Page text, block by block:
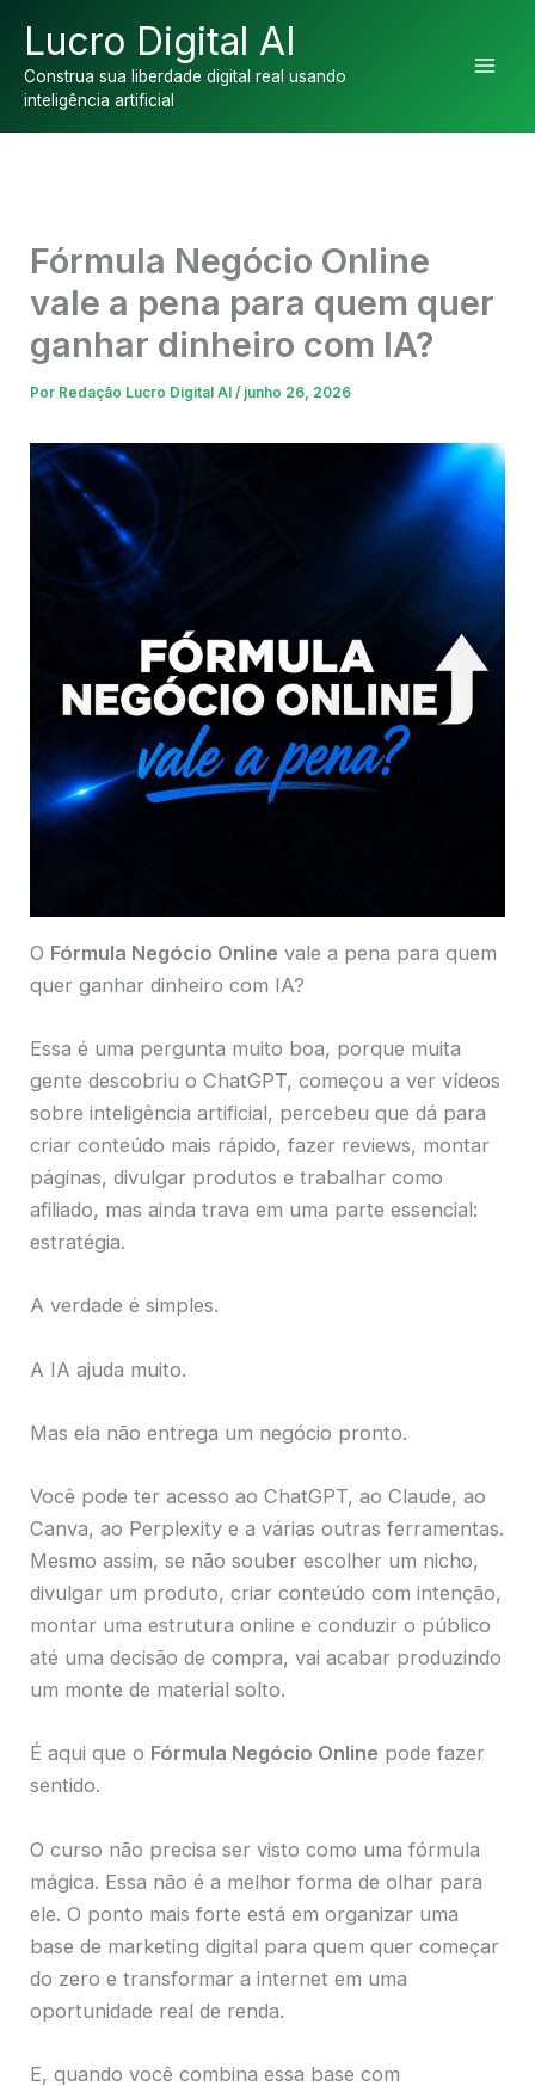
para
conteúdo
Lucro Digital AI
Construa sua liberdade digital real usando
inteligência artificial
Fórmula Negócio Online
vale a pena para quem quer
ganhar dinheiro com IA?
Por Redação Lucro Digital AI/ junho 26, 2026
O Fórmula Negócio Online vale a pena para quem
quer ganhar dinheiro com IA?
Essa é uma pergunta muito boa, porque muita
gente descobriu o ChatGPT, começou a ver vídeos
sobre inteligência artificial, percebeu que dá para
criar conteúdo mais rápido, fazer reviews, montar
páginas, divulgar produtos e trabalhar como
afiliado, mas ainda trava em uma parte essencial:
estratégia.
A verdade é simples.
A IA ajuda muito.
Mas ela não entrega um negócio pronto.
Você pode ter acesso ao ChatGPT, ao Claude, ao
Canva, ao Perplexity e a várias outras ferramentas.
Mesmo assim, se não souber escolher um nicho,
divulgar um produto, criar conteúdo com intenção,
montar uma estrutura online e conduzir o público
até uma decisão de compra, vai acabar produzindo
um monte de material solto.
É aqui que o Fórmula Negócio Online pode fazer
sentido.
O curso não precisa ser visto como uma fórmula
mágica. Essa não é a melhor forma de olhar para
ele. O ponto mais forte está em organizar uma
base de marketing digital para quem quer começar
do zero e transformar a internet em uma
oportunidade real de renda.
E, quando você combina essa base com